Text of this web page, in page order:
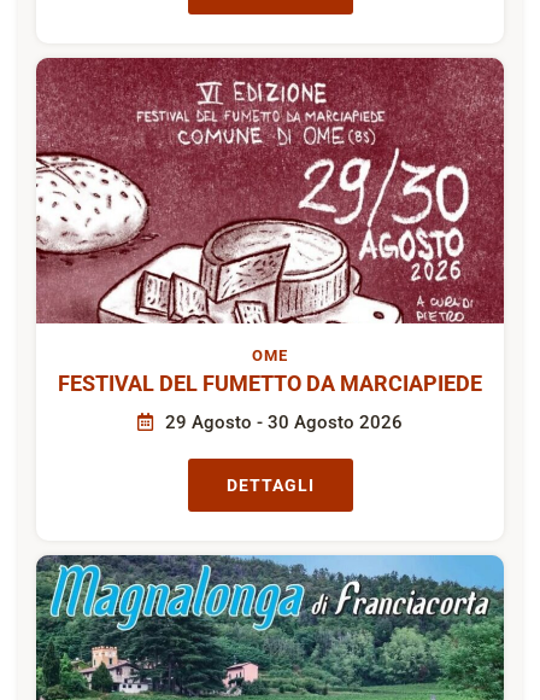
OME
FESTIVAL DEL FUMETTO DA MARCIAPIEDE
29 Agosto - 30 Agosto 2026
DETTAGLI